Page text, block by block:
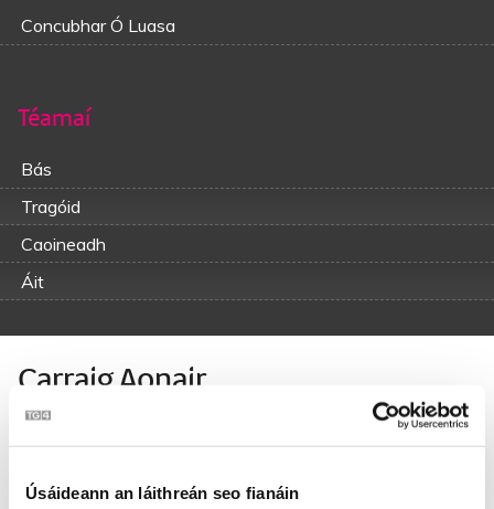
Úsáideann an láithreán seo fianáin
Concubhar Ó Luasa
Téamaí
Bás
Tragóid
Caoineadh
Áit
Carraig Aonair
Ó Luan dubh an áir tháinig suaimhneas róbhreá
Ag iascaireacht i mbád, i gcontúirt a mbá.